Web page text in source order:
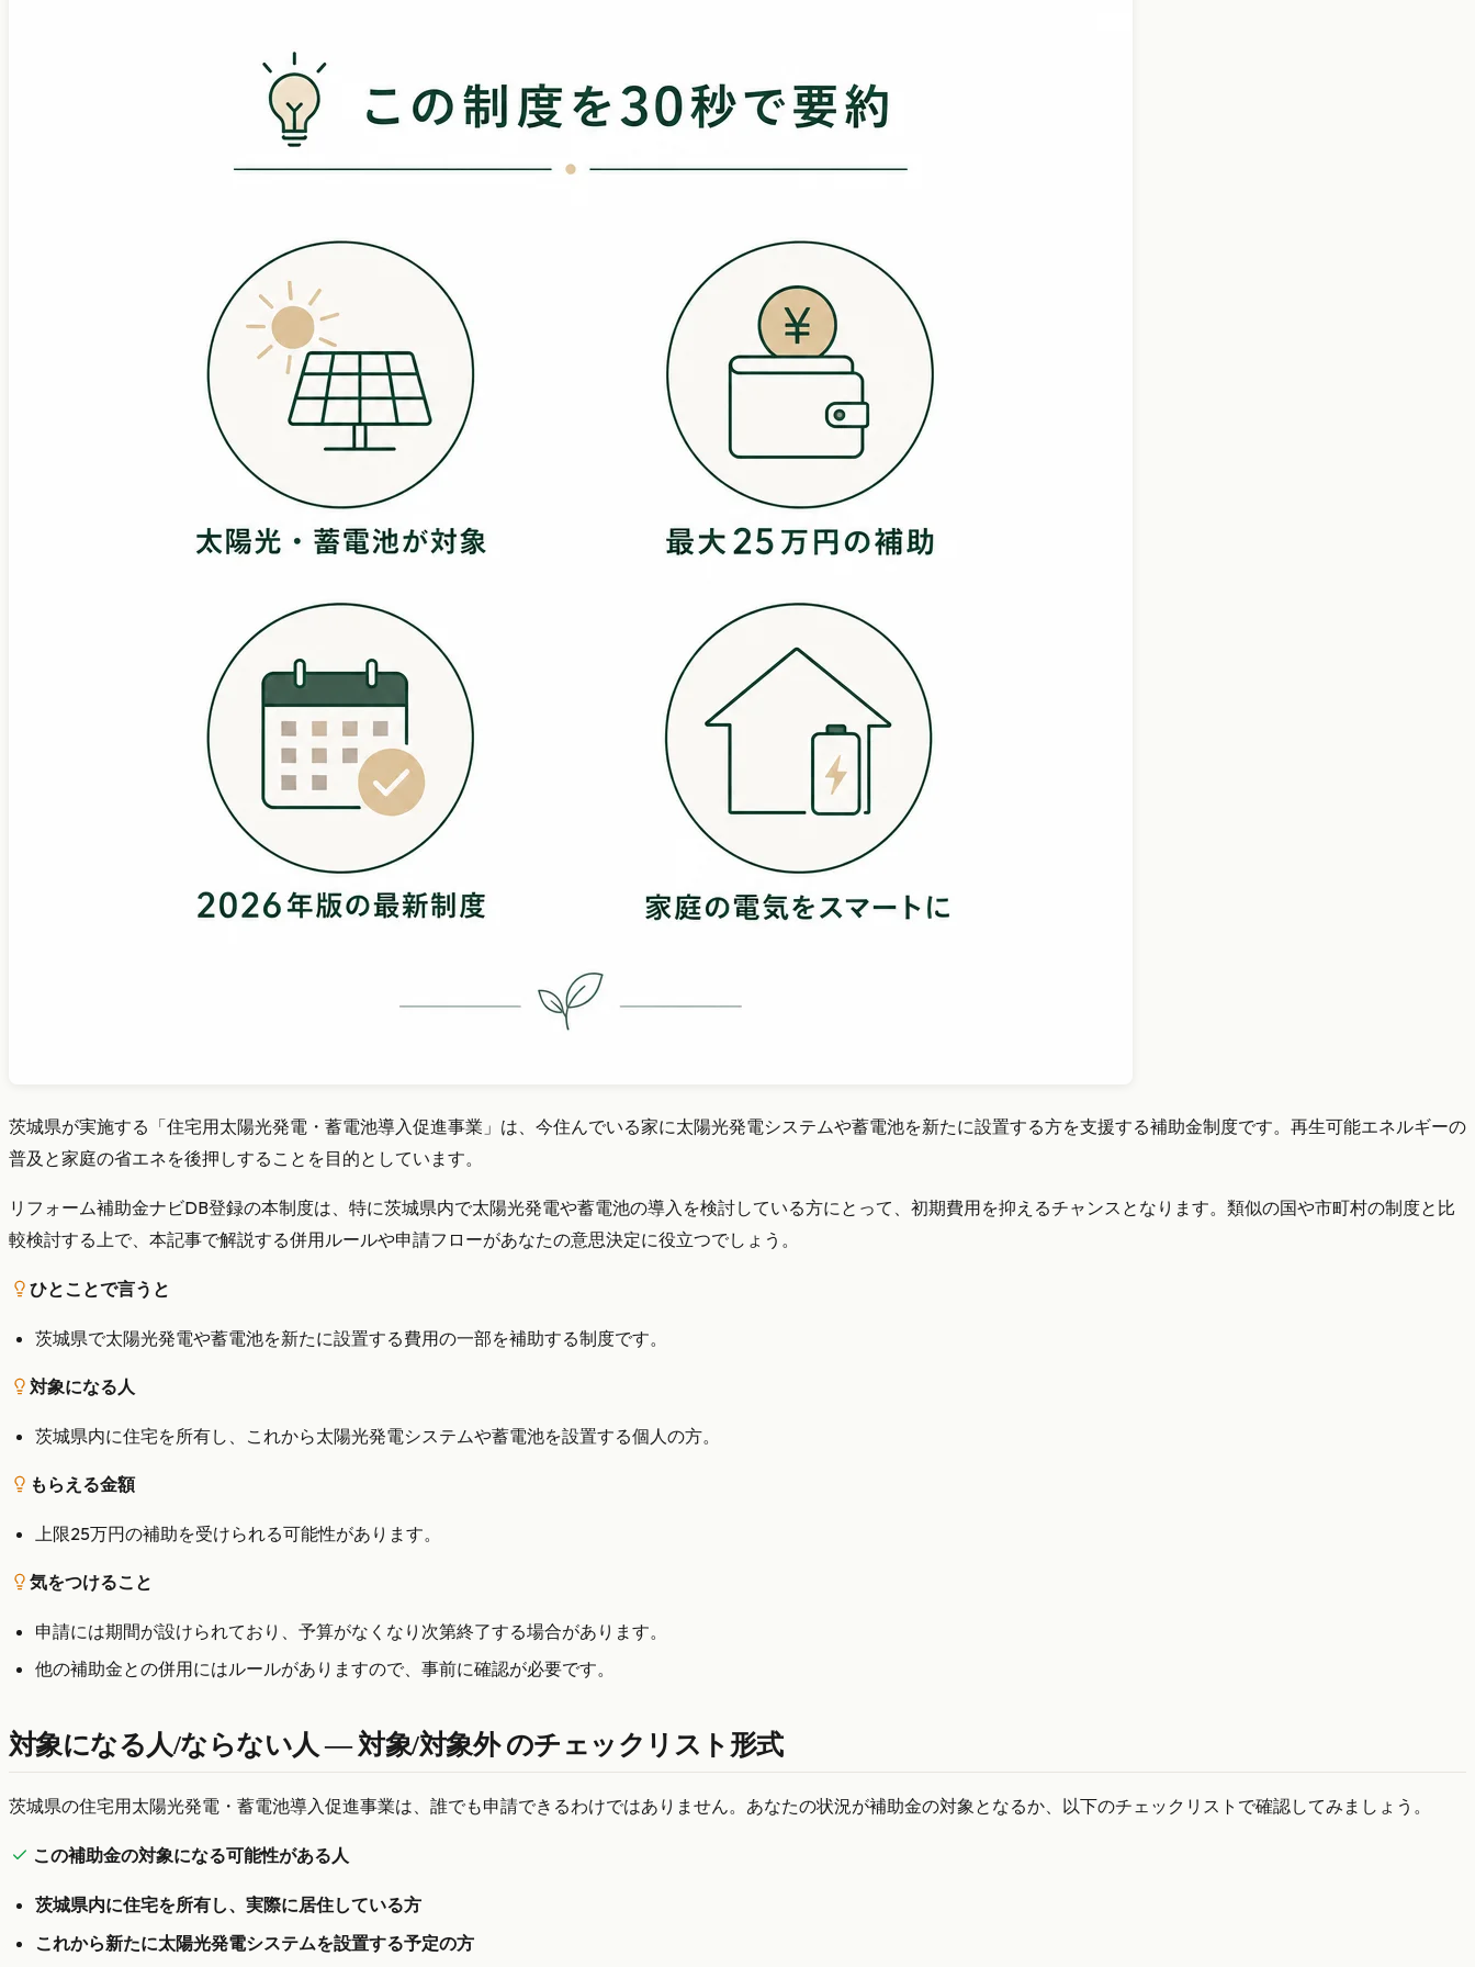
茨城県が実施する「住宅用太陽光発電・蓄電池導入促進事業」は、今住んでいる家に太陽光発電システムや蓄電池を新たに設置する方を支援する補助金制度です。再生可能エネルギーの
普及と家庭の省エネを後押しすることを目的としています。
リフォーム補助金ナビDB登録の本制度は、特に茨城県内で太陽光発電や蓄電池の導入を検討している方にとって、初期費用を抑えるチャンスとなります。類似の国や市町村の制度と比
較検討する上で、本記事で解説する併用ルールや申請フローがあなたの意思決定に役立つでしょう。
ひとことで言うと
茨城県で太陽光発電や蓄電池を新たに設置する費用の一部を補助する制度です。
対象になる人
茨城県内に住宅を所有し、これから太陽光発電システムや蓄電池を設置する個人の方。
もらえる金額
上限25万円の補助を受けられる可能性があります。
気をつけること
申請には期間が設けられており、予算がなくなり次第終了する場合があります。
他の補助金との併用にはルールがありますので、事前に確認が必要です。
対象になる人/ならない人 — 対象/対象外 のチェックリスト形式
茨城県の住宅用太陽光発電・蓄電池導入促進事業は、誰でも申請できるわけではありません。あなたの状況が補助金の対象となるか、以下のチェックリストで確認してみましょう。
この補助金の対象になる可能性がある人
茨城県内に住宅を所有し、実際に居住している方
これから新たに太陽光発電システムを設置する予定の方